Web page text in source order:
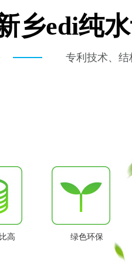
乡edi纯
专利技术、
高 绿色环保